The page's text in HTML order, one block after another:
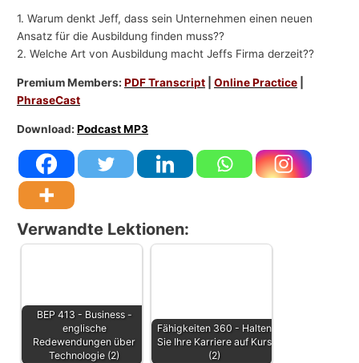
1. Warum denkt Jeff, dass sein Unternehmen einen neuen
Ansatz für die Ausbildung finden muss??
2. Welche Art von Ausbildung macht Jeffs Firma derzeit??
Premium Members:PDF Transcript |Online Practice
PhraseCast
Download:Podcast MP3
Verwandte Lektionen:
BEP 413 - Business -
englische
Redewendungen über
Technologie (2)
Fähigkeiten 360 - Halten
Sie Ihre Karriere auf Kurs
(2)